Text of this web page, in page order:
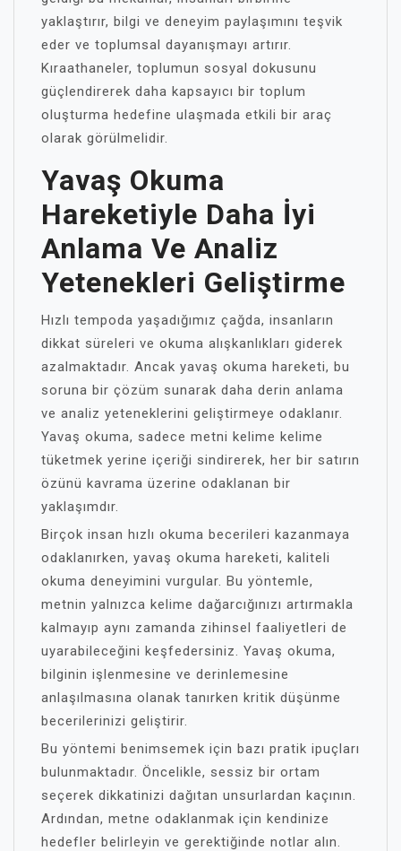
yaklaştırır, bilgi ve deneyim paylaşımını teşvik
eder ve toplumsal dayanışmayı artırır.
Kıraathaneler, toplumun sosyal dokusunu
güçlendirerek daha kapsayıcı bir toplum
oluşturma hedefine ulaşmada etkili bir araç
olarak görülmelidir.
Yavaş Okuma
Hareketiyle Daha İyi
Anlama Ve Analiz
Yetenekleri Geliştirme
Hızlı tempoda yaşadığımız çağda, insanların
dikkat süreleri ve okuma alışkanlıkları giderek
azalmaktadır. Ancak yavaş okuma hareketi, bu
soruna bir çözüm sunarak daha derin anlama
ve analiz yeteneklerini geliştirmeye odaklanır.
Yavaş okuma, sadece metni kelime kelime
tüketmek yerine içeriği sindirerek, her bir satırın
özünü kavrama üzerine odaklanan bir
yaklaşımdır.
Birçok insan hızlı okuma becerileri kazanmaya
odaklanırken, yavaş okuma hareketi, kaliteli
okuma deneyimini vurgular. Bu yöntemle,
metnin yalnızca kelime dağarcığınızı artırmakla
kalmayıp aynı zamanda zihinsel faaliyetleri de
uyarabileceğini keşfedersiniz. Yavaş okuma,
bilginin işlenmesine ve derinlemesine
anlaşılmasına olanak tanırken kritik düşünme
becerilerinizi geliştirir.
Bu yöntemi benimsemek için bazı pratik ipuçları
bulunmaktadır. Öncelikle, sessiz bir ortam
seçerek dikkatinizi dağıtan unsurlardan kaçının.
Ardından, metne odaklanmak için kendinize
hedefler belirleyin ve gerektiğinde notlar alın.